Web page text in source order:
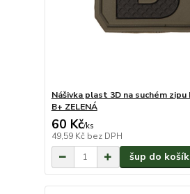
Nášivka plast 3D na suchém zipu
B+ ZELENÁ
60 Kč/ks
49,59 Kč bez DPH
šup do